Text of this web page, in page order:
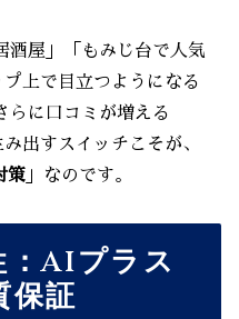
屋」「もみじ台で人気
上で目立つようになる
らに口コミが増える
出すスイッチこそが、
策 」なのです。
：AIプラス
保証